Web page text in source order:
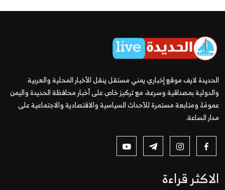
الحديدة لايف موقع إخباري يمني مستقل ينقل الأخبار المحلية والعربية
والدولية بمصداقية وسرعة، مع تركيز خاص على أخبار محافظة الحديدة واليمن
عمومًا، ومتابعة مستمرة للأحداث السياسية والاقتصادية والاجتماعية على
مدار الساعة.
الاكثر قراءة